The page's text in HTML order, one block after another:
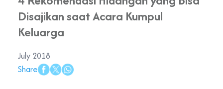
Disajikan saat Acara Kumpul
Keluarga
July 2018
Share